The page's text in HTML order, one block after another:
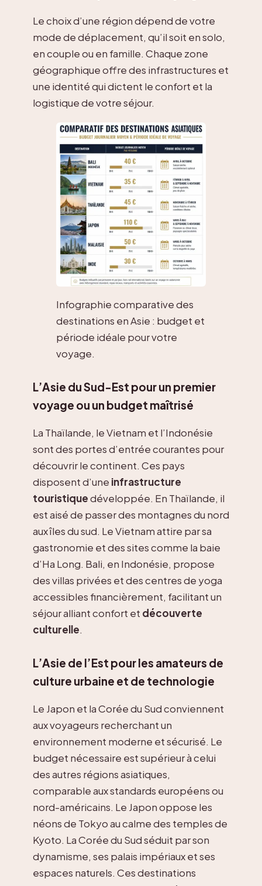
Le choix d’une région dépend de votre
mode de déplacement, qu’il soit en solo,
en couple ou en famille. Chaque zone
géographique offre des infrastructures et
une identité qui dictent le confort et la
logistique de votre séjour.
Infographie comparative des
destinations en Asie : budget et
période idéale pour votre
voyage.
L’Asie du Sud-Est pour un premier
voyage ou un budget maîtrisé
La Thaïlande, le Vietnam et l’Indonésie
sont des portes d’entrée courantes pour
découvrir le continent. Ces pays
disposent d’une infrastructure
touristiquedéveloppée. En Thaïlande, il
est aisé de passer des montagnes du nord
aux îles du sud. Le Vietnam attire par sa
gastronomie et des sites comme la baie
d’Ha Long. Bali, en Indonésie, propose
des villas privées et des centres de yoga
accessibles financièrement, facilitant un
séjour alliant confort et découverte
culturelle.
L’Asie de l’Est pour les amateurs de
culture urbaine et de technologie
Le Japon et la Corée du Sud conviennent
aux voyageurs recherchant un
environnement moderne et sécurisé. Le
budget nécessaire est supérieur à celui
des autres régions asiatiques,
comparable aux standards européens ou
nord-américains. Le Japon oppose les
néons de Tokyo au calme des temples de
Kyoto. La Corée du Sud séduit par son
dynamisme, ses palais impériaux et ses
espaces naturels. Ces destinations